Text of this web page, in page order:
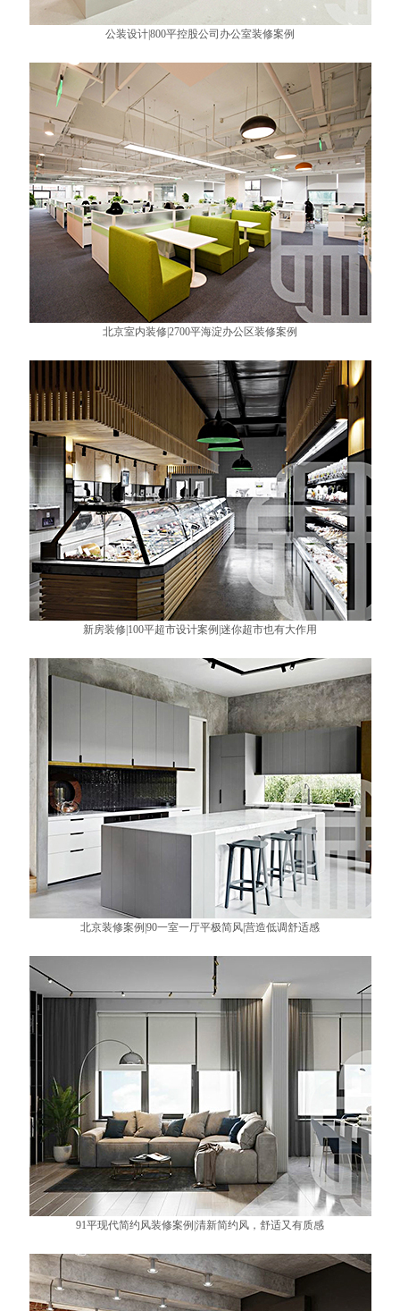
公装设计|800平控股公司办公室装修案例
北京室内装修|2700平海淀办公区装修案例
新房装修|100平超市设计案例|迷你超市也有大作用
北京装修案例|90一室一厅平极简风|营造低调舒适感
91平现代简约风装修案例|清新简约风，舒适又有质感